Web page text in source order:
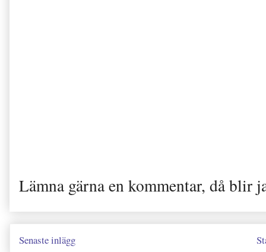
Lämna gärna en kommentar, då blir
Senaste inlägg